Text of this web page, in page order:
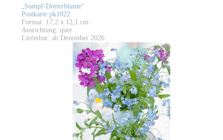
„Sumpf-Dotterblume“
Postkarte pk1022
Format: 17,2 x 12,1 cm
Ausrichtung: quer
Lieferbar: ab Dezember 2026